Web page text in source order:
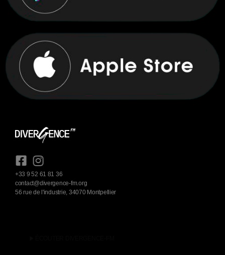
+33 9 52 61 81 36
contact@divergence-fm.org
56 rue de l'industrie, 34070 Montpellier